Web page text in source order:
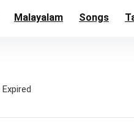
Malayalam Songs
Expired